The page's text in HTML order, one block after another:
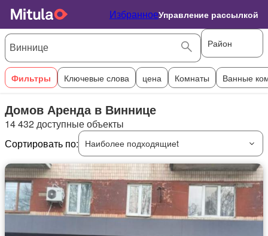
ИзбранноеУправление рассылкой
Район
Фильтры Ключевые слова цена Комнаты Ванные
Домов Аренда в Виннице
14 432 доступные объекты
Сортировать по:
Наиболее подходящиеt